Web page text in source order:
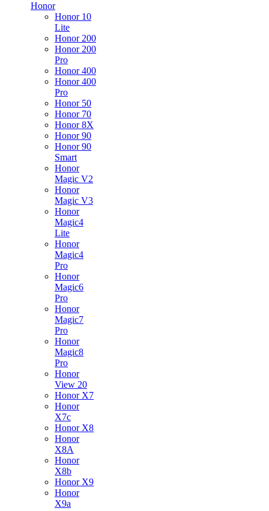
Honor
Honor 10
Lite
Honor 200
Honor 200
Pro
Honor 400
Honor 400
Pro
Honor 50
Honor 70
Honor 8X
Honor 90
Honor 90
Smart
Honor
Magic V2
Honor
Magic V3
Honor
Magic4
Lite
Honor
Magic4
Pro
Honor
Magic6
Pro
Honor
Magic7
Pro
Honor
Magic8
Pro
Honor
View 20
Honor X7
Honor
X7c
Honor X8
Honor
X8A
Honor
X8b
Honor X9
Honor
X9a